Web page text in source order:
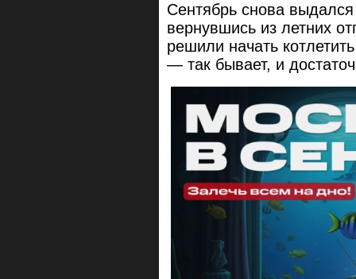
Сентябрь снова
вернувшись из летних
решили начать
— так бывает, и